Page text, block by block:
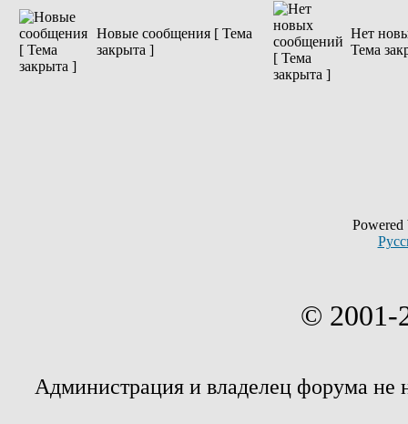
Новые сообщения [ Тема
закрыта ]
Нет
Тема
© 2001-
Администрация и владелец форума не